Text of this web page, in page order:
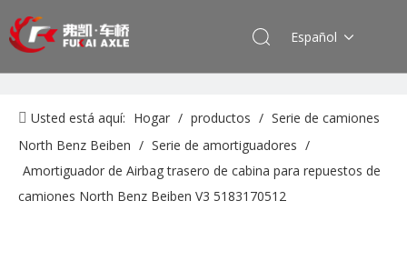
Español
Usted está aquí: Hogar / productos / Serie de camiones
North Benz Beiben / Serie de amortiguadores /
Amortiguador de Airbag trasero de cabina para repuestos de
camiones North Benz Beiben V3 5183170512